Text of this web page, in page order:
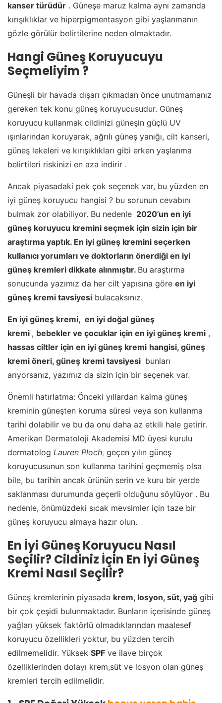
kanser türüdür . Güneşe maruz kalma aynı zamanda
kırışıklıklar ve hiperpigmentasyon gibi yaşlanmanın
gözle görülür belirtilerine neden olmaktadır.
Hangi Güneş Koruyucuyu
Seçmeliyim ?
Güneşli bir havada dışarı çıkmadan önce unutmamanız
gereken tek konu güneş koruyucusudur. Güneş
koruyucu kullanmak cildinizi güneşin güçlü UV
ışınlarından koruyarak, ağrılı güneş yanığı, cilt kanseri,
güneş lekeleri ve kırışıklıkları gibi erken yaşlanma
belirtileri riskinizi en aza indirir .
Ancak piyasadaki pek çok seçenek var, bu yüzden en
iyi güneş koruyucu hangisi ? bu sorunun cevabını
bulmak zor olabiliyor. Bu nedenle 2020’un en iyi
güneş koruyucu kremini seçmek için sizin için bir
araştırma yaptık. En iyi güneş kremini seçerken
kullanıcı yorumları ve doktorların önerdiği en iyi
güneş kremleri dikkate alınmıştır. Bu araştırma
sonucunda yazımız da her cilt yapısına göre en iyi
güneş kremi tavsiyesi bulacaksınız.
En iyi güneş kremi, en iyi doğal güneş
kremi , bebekler ve çocuklar için en iyi güneş kremi ,
hassas ciltler için en iyi güneş kremi hangisi, güneş
kremi öneri, güneş kremi tavsiyesi bunları
arıyorsanız, yazımız da sizin için bir seçenek var.
Önemli hatırlatma: Önceki yıllardan kalma güneş
kreminin güneşten koruma süresi veya son kullanma
tarihi dolabilir ve bu da onu daha az etkili hale getirir.
Amerikan Dermatoloji Akademisi MD üyesi kurulu
dermatolog Lauren Ploch, geçen yılın güneş
koruyucusunun son kullanma tarihini geçmemiş olsa
bile, bu tarihin ancak ürünün serin ve kuru bir yerde
saklanması durumunda geçerli olduğunu söylüyor . Bu
nedenle, önümüzdeki sıcak mevsimler için taze bir
güneş koruyucu almaya hazır olun.
En İyi Güneş Koruyucu Nasıl
Seçilir? Cildiniz İçin En İyi Güneş
Kremi Nasıl Seçilir?
Güneş kremlerinin piyasada krem, losyon, süt, yağ gibi
bir çok çeşidi bulunmaktadır. Bunların içerisinde güneş
yağları yüksek faktörlü olmadıklarından maalesef
koruyucu özellikleri yoktur, bu yüzden tercih
edilmemelidir. Yüksek SPF ve ilave birçok
özelliklerinden dolayı krem,süt ve losyon olan güneş
kremleri tercih edilmelidir.